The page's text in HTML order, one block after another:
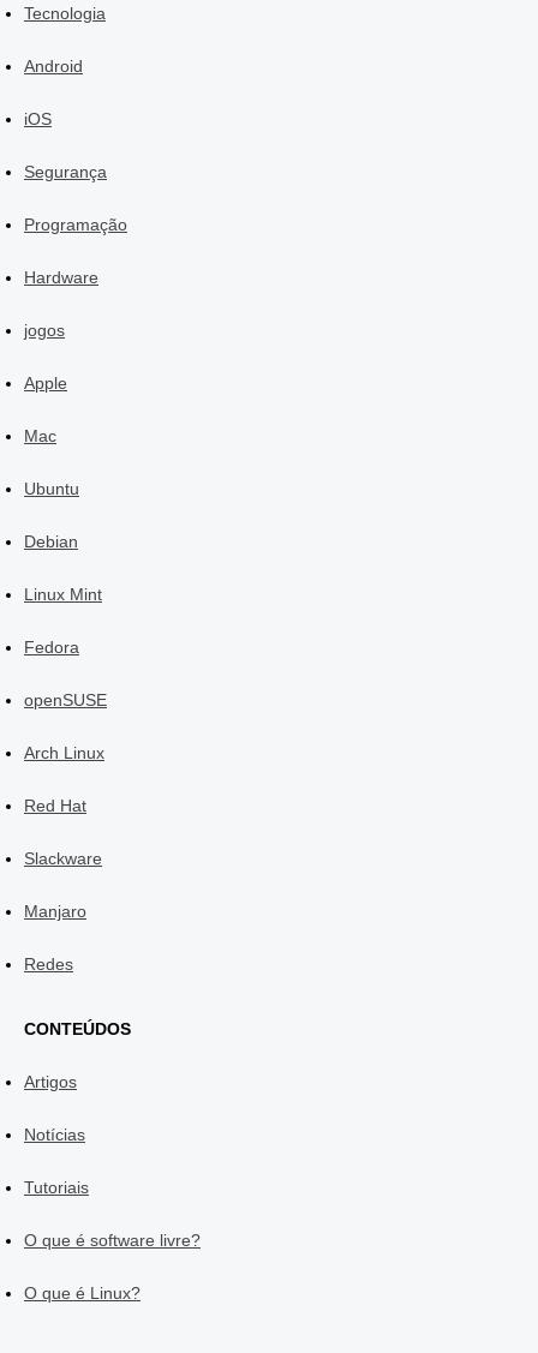
Tecnologia
Android
iOS
Segurança
Programação
Hardware
jogos
Apple
Mac
Ubuntu
Debian
Linux Mint
Fedora
openSUSE
Arch Linux
Red Hat
Slackware
Manjaro
Redes
CONTEÚDOS
Artigos
Notícias
Tutoriais
O que é software livre?
O que é Linux?